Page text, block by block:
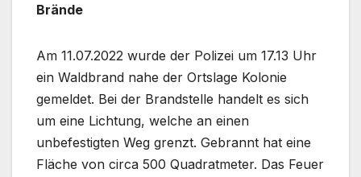
Brände
Am 11.07.2022 wurde der Polizei um 17.13 Uhr
ein Waldbrand nahe der Ortslage Kolonie
gemeldet. Bei der Brandstelle handelt es sich
um eine Lichtung, welche an einen
unbefestigten Weg grenzt. Gebrannt hat eine
Fläche von circa 500 Quadratmeter. Das Feuer